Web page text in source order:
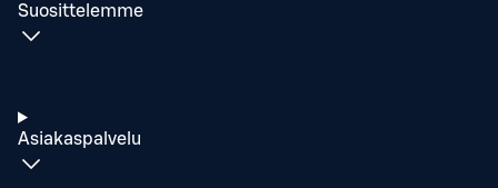
Suosittelemme
Asiakaspalvelu